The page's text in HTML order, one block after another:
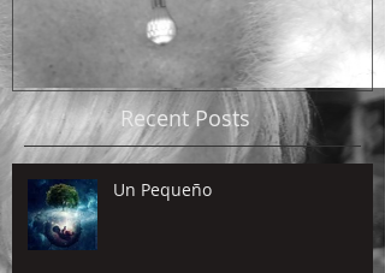
Recent Posts
Un Pequeño